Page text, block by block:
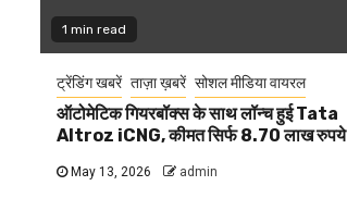
1 min read
ट्रेंडिंग खबरें ताज़ा ख़बरें सोशल मीडिया वायरल
ऑटोमेटिक गियरबॉक्स के साथ लॉन्च हुई Tata
Altroz iCNG, कीमत सिर्फ 8.70 लाख रुपये
May 13, 2026 admin